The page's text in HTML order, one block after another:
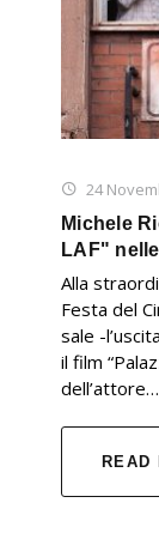
24
Michele
LAF"
Alla
Festa del
sale -
il film
dell’attore…
READ